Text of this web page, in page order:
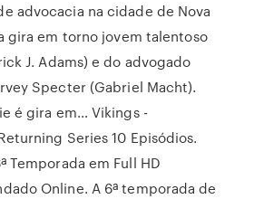
advocacia na cidade de Nova
gira em torno jovem talentoso
J. Adams) e do advogado
Specter (Gabriel Macht).
é gira em… Vikings -
Series 10 Episódios.
Temporada em Full HD
Online. A 6ª temporada de